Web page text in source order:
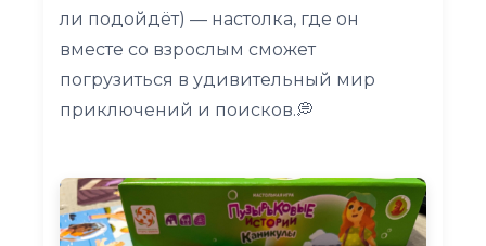
ли подойдёт) — настолка, где он
вместе со взрослым сможет
погрузиться в удивительный мир
приключений и поисков.💭